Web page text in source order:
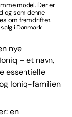
model. Den er
og som denne
om fremdriften.
i Danmark.
nye
– et navn,
essentielle
Ioniq-familien
en